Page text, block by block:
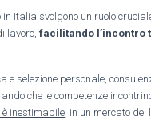
Italia svolgono un ruolo
lavoro, facilitando l’incontro
e selezione personale,
che le competenze
è inestimabile , in un mercato